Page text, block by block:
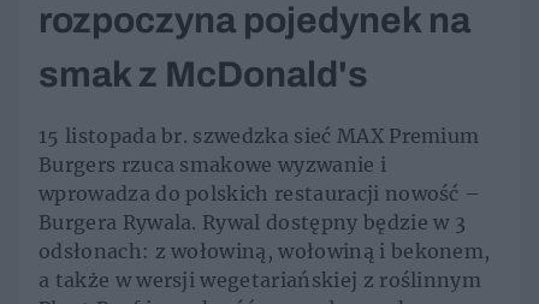
rozpoczyna pojedynek na
smak z McDonald's
15 listopada br. szwedzka sieć MAX Premium
Burgers rzuca smakowe wyzwanie i
wprowadza do polskich restauracji nowość –
Burgera Rywala. Rywal dostępny będzie w 3
odsłonach: z wołowiną, wołowiną i bekonem,
a także w wersji wegetariańskiej z roślinnym